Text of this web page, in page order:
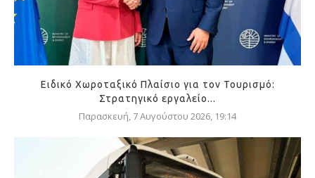
Ειδικό Χωροταξικό Πλαίσιο για τον Τουρισμό:
Στρατηγικό εργαλείο...
Παρασκευή, 7 Αυγούστου 2026, 19:14